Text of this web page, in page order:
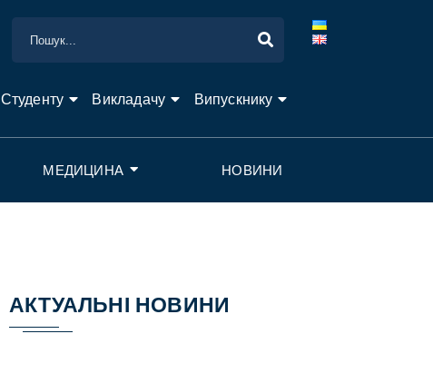
Студенту Викладачу Випускнику
МЕДИЦИНА НОВИНИ
АКТУАЛЬНІ НОВИНИ